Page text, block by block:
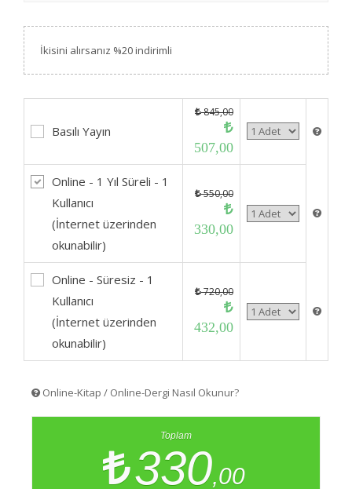
İkisini alırsanız %20 indirimli
Basılı Yayın
845,00
507,00
Online - 1 Yıl Süreli - 1
Kullanıcı
(İnternet üzerinden
okunabilir)
550,00
330,00
Online - Süresiz - 1
Kullanıcı
(İnternet üzerinden
okunabilir)
720,00
432,00
Online-Kitap / Online-Dergi Nasıl Okunur?
Toplam
330,00